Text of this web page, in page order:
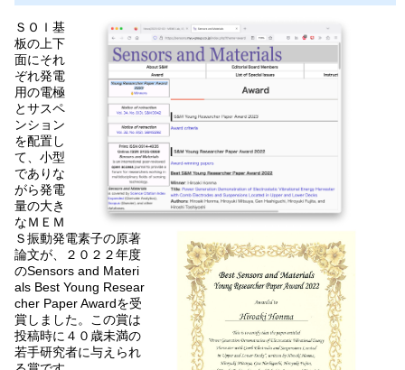
ＳＯＩ基
板の上下
面にそれ
ぞれ発電
用の電極
とサスペ
ンション
を配置し
て、小型
でありな
がら発電
量の大き
なＭＥＭ
Ｓ振動発電素子の原著
論文が、２０２２年度
のSensors and Materi
als Best Young Resear
cher Paper Awardを受
賞しました。この賞は
投稿時に４０歳未満の
若手研究者に与えられ